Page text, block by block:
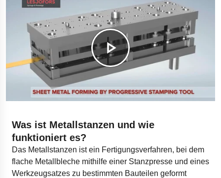
Was ist Metallstanzen und wie
funktioniert es?
Das Metallstanzen ist ein Fertigungsverfahren, bei dem
flache Metallbleche mithilfe einer Stanzpresse und eines
Werkzeugsatzes zu bestimmten Bauteilen geformt